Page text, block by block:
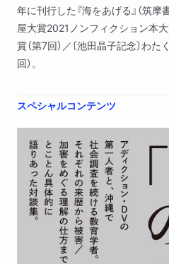
被害者元年／起源は七〇年代／
／公認心理師の国家資格／被害
／加害者プログラムの順番／加
れる暴力／打越正行さんの調査
性被害をどのように語りはじめる
る感覚／フラッシュバックの意
肢のすくなさ／家族の性虐待／
じる／性加害者の能動性／ユタ
ンダイアローグの実践読書案内⑤
第六章 ケアと言葉 二〇二一年
カウンセリングに来るひとたち
者の語り／加害者プログラムの
年に刊行した『海をあげる』（筑
屋大賞2021ノンフィクション本
賞（第7回）／〔池田晶子記念〕わ
回）。
スペシャルコンテンツ